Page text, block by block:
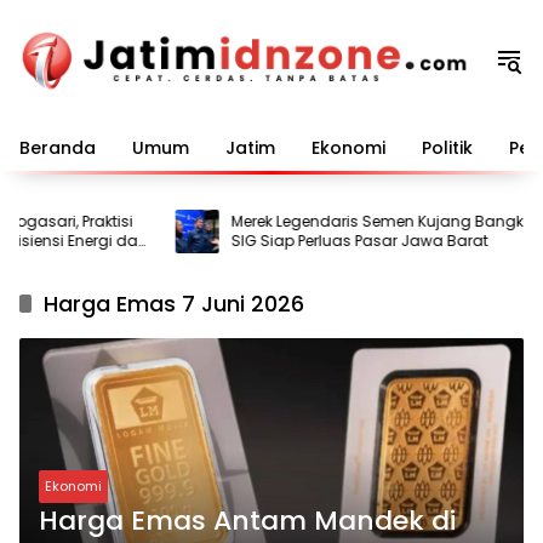
konten
Beranda Umum Jatim Ekonomi Politik
Praktisi
Energi dan
Merek Legendaris Semen Kujang Bangkit,
SIG Siap Perluas Pasar Jawa Barat
Harga Emas 7 Juni 2026
Ekonomi
Harga Emas Antam Mandek di